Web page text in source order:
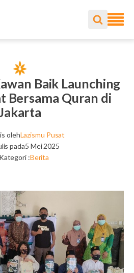
Baik Launching
Bersama Quran di
olehLazismu Pusat
pada5 Mei 2025
:Berita